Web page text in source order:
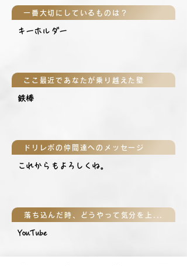
一番大切にしているものは？
キーホルダー
ここ最近であなたが乗り越えた壁
鉄棒
ドリレボの仲間達へのメッセージ
これからもよろしくね。
落ち込んだ時、どうやって気分を上げる？
YouTube